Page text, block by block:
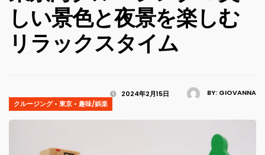
しい景色と夜景を楽しむ
リラックスタイム
BY: GIOVANNA
2024年2月15日
クルージング• 東京 • 趣味/娯楽